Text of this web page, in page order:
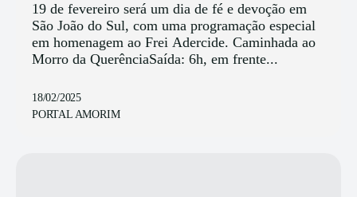
19 de fevereiro será um dia de fé e devoção em
São João do Sul, com uma programação especial
em homenagem ao Frei Adercide. Caminhada ao
Morro da QuerênciaSaída: 6h, em frente...
18/02/2025
PORTAL AMORIM